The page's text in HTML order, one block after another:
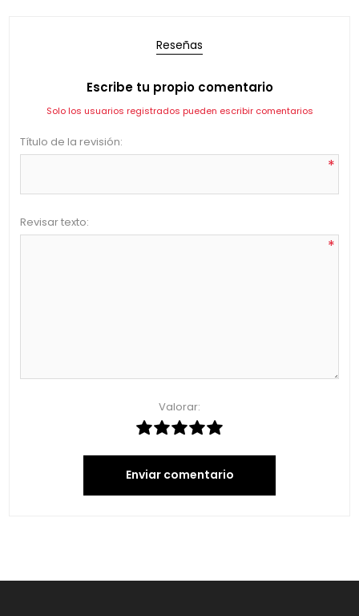
Reseñas
Escribe tu propio comentario
Solo los usuarios registrados pueden escribir comentarios
Título de la revisión:
*
Revisar texto:
*
Valorar:
Enviar comentario